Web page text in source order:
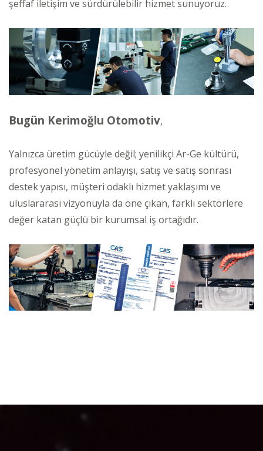
şeffaf iletişim ve sürdürülebilir hizmet sunuyoruz.
Bugün Kerimoğlu Otomotiv,
Yalnızca üretim gücüyle değil; yenilikçi Ar-Ge kültürü,
profesyonel yönetim anlayışı, satış ve satış sonrası
destek yapısı, müşteri odaklı hizmet yaklaşımı ve
uluslararası vizyonuyla da öne çıkan, farklı sektörlere
değer katan güçlü bir kurumsal iş ortağıdır.